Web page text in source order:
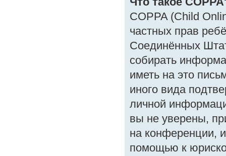
COPPA (Child
частных прав
Соединённых
собирать
иметь на это
иного вида
личной
вы не уверены,
на конференции,
помощью к